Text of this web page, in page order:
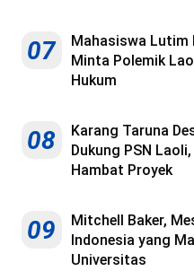
07
Mahasiswa Lutim
Minta Polemik
Hukum
08
Karang Taruna
Dukung PSN
Hambat Proyek
09
Mitchell Baker,
Indonesia yang
Universitas